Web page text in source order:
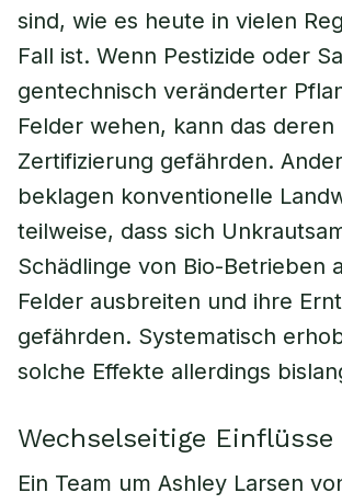
sind, wie es heute in vielen
Fall ist. Wenn Pestizide oder
gentechnisch veränderter
Felder wehen, kann das deren
Zertifizierung gefährden.
beklagen konventionelle
teilweise, dass sich
Schädlinge von Bio-Betrieben
Felder ausbreiten und ihre
gefährden. Systematisch
solche Effekte allerdings
Wechselseitige Einflüsse
Ein Team um Ashley Larsen